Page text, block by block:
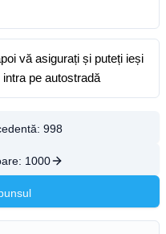
vă asigurați și puteți ieși
pe autostradă
998
1000